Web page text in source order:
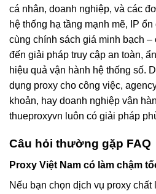
cá nhân, doanh nghiệp, và các
hệ thống hạ tầng mạnh mẽ, IP
cùng chính sách giá minh bạch –
đến giải pháp truy cập an toàn,
hiệu quả vận hành hệ thống số.
dụng proxy cho công việc,
khoản, hay doanh nghiệp vận
thueproxyvn luôn có giải pháp
Câu hỏi thường gặp FAQ
Proxy Việt Nam có làm chậm
Nếu bạn chọn dịch vụ proxy